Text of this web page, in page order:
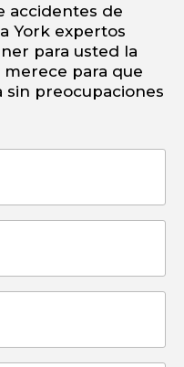
accidentes de
York expertos
para usted la
para que
sin preocupaciones